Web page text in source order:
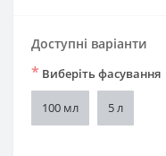
Доступні варіанти
* Виберіть фасування
100 мл 5 л